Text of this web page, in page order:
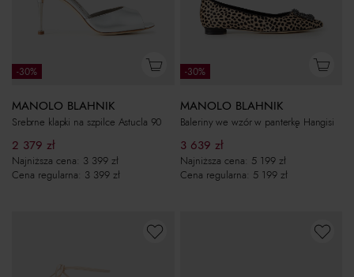
-30%
MANOLO BLAHNIK
Srebrne klapki na szpilce Astucla 90
2 379 zł
Najniższa cena: 3 399 zł
Cena regularna: 3 399 zł
-30%
MANOLO BLAHNIK
Baleriny we wzór w panterkę Hangisi
3 639 zł
Najniższa cena: 5 199 zł
Cena regularna: 5 199 zł